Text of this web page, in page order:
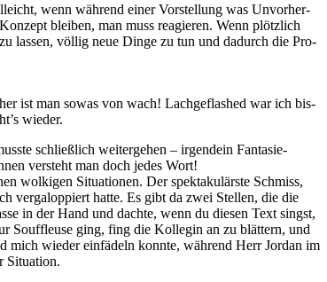
wenn wäh­rend ei­ner Vor­stel­lung was Un­vor­her­
blei­ben, man muss re­agie­ren. Wenn plötz­lich
las­sen, völ­lig neue Din­ge zu tun und da­durch die Pro­
ist man so­was von wach! Lach­ge­flas­hed war ich bis­
wieder.
schließ­lich wei­ter­ge­hen – ir­gend­ein Fan­ta­sie­
ver­steht man doch je­des Wort!
wol­ki­gen Si­tua­tio­nen. Der spek­ta­ku­lärs­te Schmiss,
ver­ga­lop­piert hat­te. Es gibt da zwei Stel­len, die die
in der Hand und dach­te, wenn du die­sen Text singst,
Souf­fleu­se ging, fing die Kol­le­gin an zu blät­tern, und
mich wie­der ein­fä­deln konn­te, wäh­rend Herr Jor­dan im
Situation.